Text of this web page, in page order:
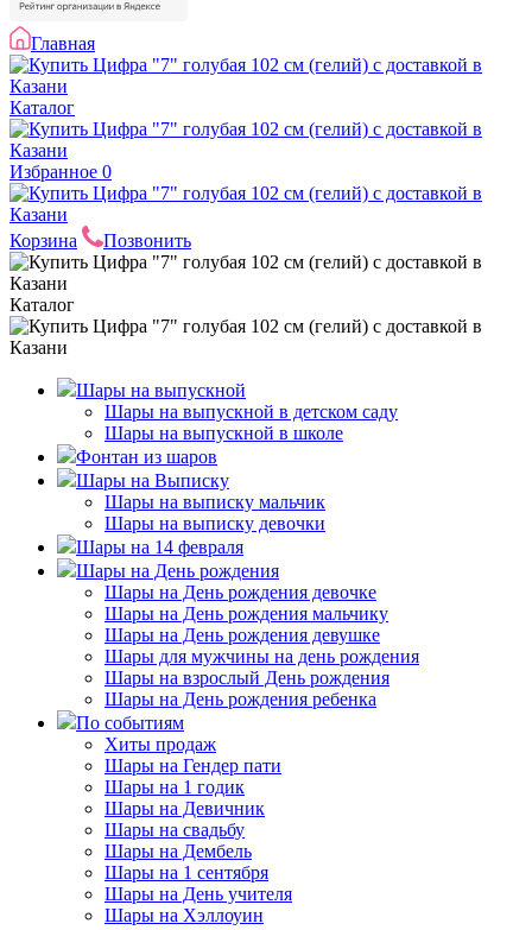
Главная
Каталог
Избранное 0
Корзина Позвонить
Каталог
Шары на выпускной
Шары на выпускной в детском саду
Шары на выпускной в школе
Фонтан из шаров
Шары на Выписку
Шары на выписку мальчик
Шары на выписку девочки
Шары на 14 февраля
Шары на День рождения
Шары на День рождения девочке
Шары на День рождения мальчику
Шары на День рождения девушке
Шары для мужчины на день рождения
Шары на взрослый День рождения
Шары на День рождения ребенка
По событиям
Хиты продаж
Шары на Гендер пати
Шары на 1 годик
Шары на Девичник
Шары на свадьбу
Шары на Дембель
Шары на 1 сентября
Шары на День учителя
Шары на Хэллоуин